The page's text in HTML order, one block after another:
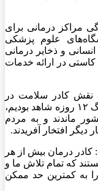
مراکز درمانی برای
علوم پزشکی
و ذخایر درمانی
کاستی در ارائه خدمات
نقش کادر سلامت در
حوادث اخیر اظهار کرد: همان‌گونه که در جنگ ۱۲ روزه شاهد بودیم،
ماندند و به مردم
دیگر افتخار آفریدند.
کادر درمان بیش از هر
که تمام تلاش ما و
به کمترین حد ممکن